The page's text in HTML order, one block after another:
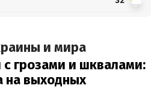
и мира
грозами и шквалами:
на выходных